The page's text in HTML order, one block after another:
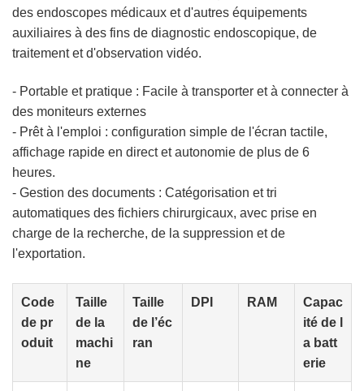
des endoscopes médicaux et d'autres équipements
auxiliaires à des fins de diagnostic endoscopique, de
traitement et d'observation vidéo.
- Portable et pratique : Facile à transporter et à connecter à
des moniteurs externes
- Prêt à l'emploi : configuration simple de l'écran tactile,
affichage rapide en direct et autonomie de plus de 6
heures.
- Gestion des documents : Catégorisation et tri
automatiques des fichiers chirurgicaux, avec prise en
charge de la recherche, de la suppression et de
l'exportation.
Code
de pr
oduit
Taille
de la
machi
ne
Taille
de l’éc
ran
DPI RAM
Capac
ité de l
a batt
erie